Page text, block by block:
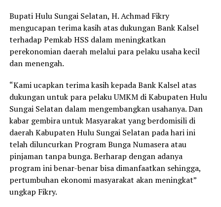
Bupati Hulu Sungai Selatan, H. Achmad Fikry
mengucapan terima kasih atas dukungan Bank Kalsel
terhadap Pemkab HSS dalam meningkatkan
perekonomian daerah melalui para pelaku usaha kecil
dan menengah.
“Kami ucapkan terima kasih kepada Bank Kalsel atas
dukungan untuk para pelaku UMKM di Kabupaten Hulu
Sungai Selatan dalam mengembangkan usahanya. Dan
kabar gembira untuk Masyarakat yang berdomisili di
daerah Kabupaten Hulu Sungai Selatan pada hari ini
telah diluncurkan Program Bunga Numasera atau
pinjaman tanpa bunga. Berharap dengan adanya
program ini benar-benar bisa dimanfaatkan sehingga,
pertumbuhan ekonomi masyarakat akan meningkat”
ungkap Fikry.